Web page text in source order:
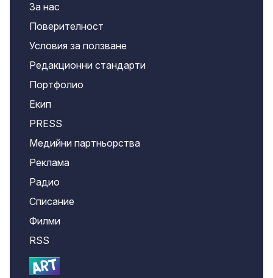
За нас
Поверителност
Условия за ползване
Редакционни стандарти
Портфолио
Екип
PRESS
Медийни партньорства
Реклама
Радио
Списание
Филми
RSS